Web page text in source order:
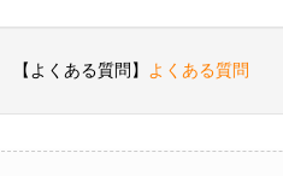
【よくある質問】 よくある質問